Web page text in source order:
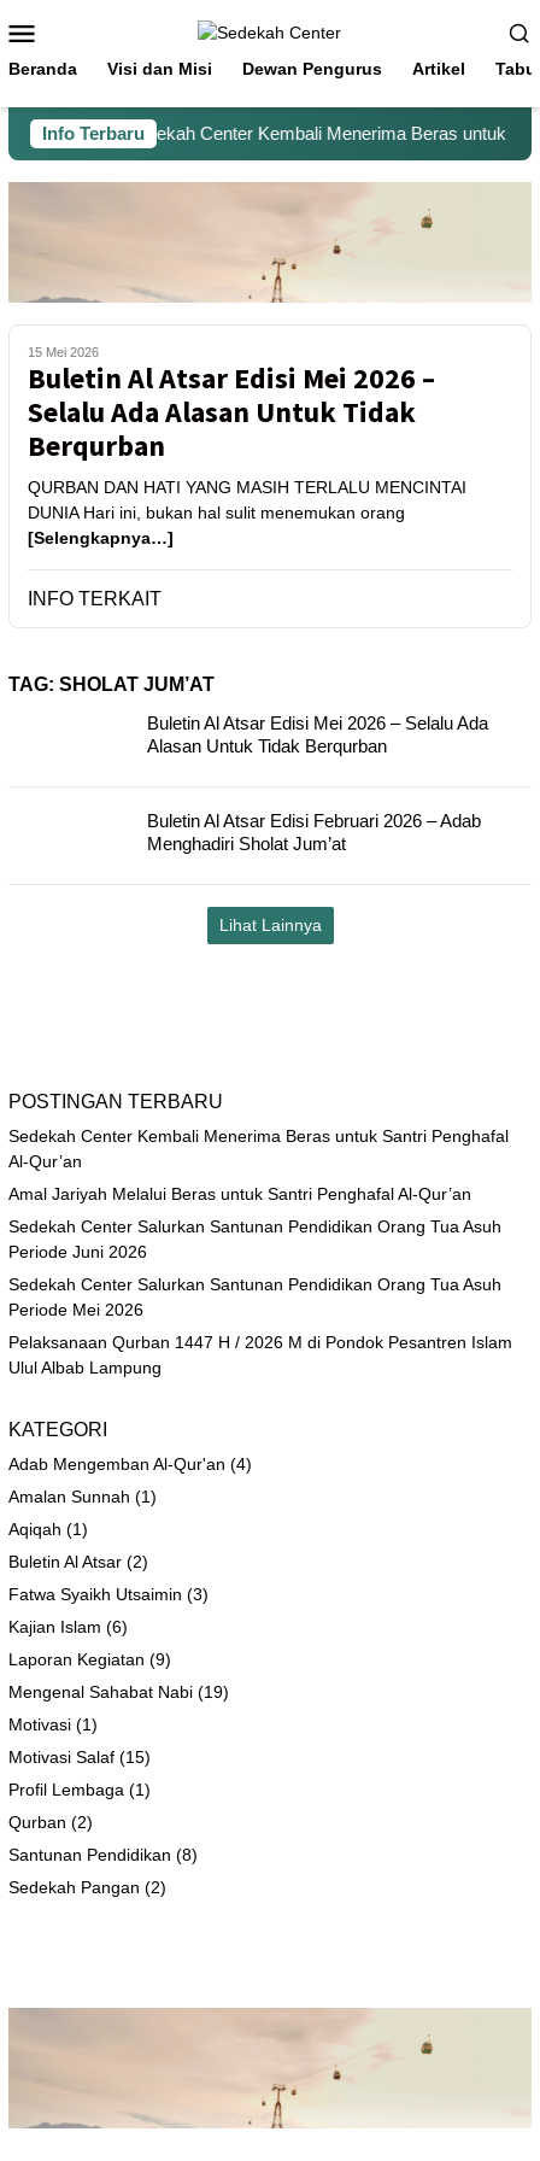
Beranda Visi dan Misi Dewan Pengurus Artikel
Info TerbaruSedekah Center Kembali Menerima Beras untuk
15 Mei 2026
Buletin Al Atsar Edisi Mei 2026 –
Selalu Ada Alasan Untuk Tidak
Berqurban
QURBAN DAN HATI YANG MASIH TERLALU MENCINTAI
DUNIA Hari ini, bukan hal sulit menemukan orang
[Selengkapnya…]
INFO TERKAIT
TAG: SHOLAT JUM’AT
Buletin Al Atsar Edisi Mei 2026 – Selalu Ada
Alasan Untuk Tidak Berqurban
Buletin Al Atsar Edisi Februari 2026 – Adab
Menghadiri Sholat Jum’at
Lihat Lainnya
POSTINGAN TERBARU
Sedekah Center Kembali Menerima Beras untuk Santri Penghafal
Al-Qur’an
Amal Jariyah Melalui Beras untuk Santri Penghafal Al-Qur’an
Sedekah Center Salurkan Santunan Pendidikan Orang Tua Asuh
Periode Juni 2026
Sedekah Center Salurkan Santunan Pendidikan Orang Tua Asuh
Periode Mei 2026
Pelaksanaan Qurban 1447 H / 2026 M di Pondok Pesantren Islam
Ulul Albab Lampung
KATEGORI
Adab Mengemban Al-Qur'an (4)
Amalan Sunnah (1)
Aqiqah (1)
Buletin Al Atsar (2)
Fatwa Syaikh Utsaimin (3)
Kajian Islam (6)
Laporan Kegiatan (9)
Mengenal Sahabat Nabi (19)
Motivasi (1)
Motivasi Salaf (15)
Profil Lembaga (1)
Qurban (2)
Santunan Pendidikan (8)
Sedekah Pangan (2)